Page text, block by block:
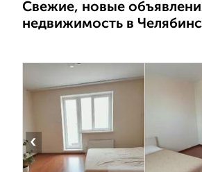
Свежие, новые
недвижимость в
‹